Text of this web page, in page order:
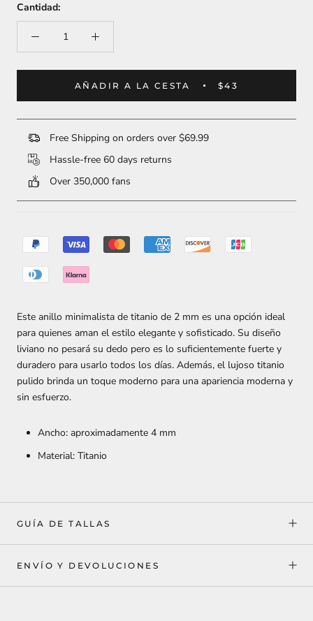
Cantidad:
AÑADIR A LA CESTA $43
Free Shipping on orders over $69.99
Hassle-free 60 days returns
Over 350,000 fans
Este anillo minimalista de titanio de 2 mm es una opción ideal
para quienes aman el estilo elegante y sofisticado. Su diseño
liviano no pesará su dedo pero es lo suficientemente fuerte y
duradero para usarlo todos los días. Además, el lujoso titanio
pulido brinda un toque moderno para una apariencia moderna y
sin esfuerzo.
Ancho: aproximadamente 4 mm
Material: Titanio
GUÍA DE TALLAS
ENVÍO Y DEVOLUCIONES